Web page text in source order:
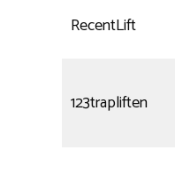
RecentLift
123trapliften